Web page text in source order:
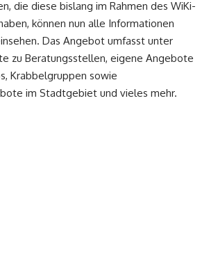
die diese bislang im Rahmen des WiKi-
können nun alle Informationen
Das Angebot umfasst unter
zu Beratungsstellen, eigene Angebote
Krabbelgruppen sowie
im Stadtgebiet und vieles mehr.